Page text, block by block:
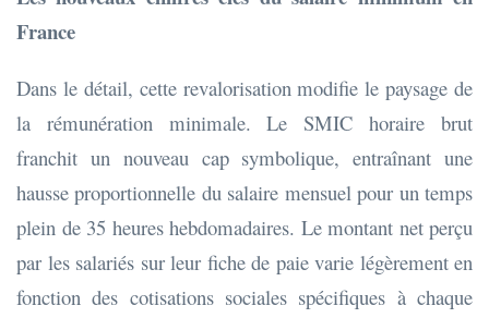
France
Dans le détail, cette revalorisation modifie le paysage de
la rémunération minimale. Le SMIC horaire brut
franchit un nouveau cap symbolique, entraînant une
hausse proportionnelle du salaire mensuel pour un temps
plein de 35 heures hebdomadaires. Le montant net perçu
par les salariés sur leur fiche de paie varie légèrement en
fonction des cotisations sociales spécifiques à chaque